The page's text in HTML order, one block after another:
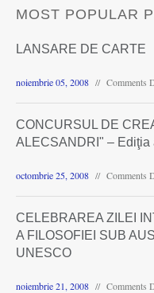
MOST POPULAR
LANSARE DE CARTE
noiembrie 05, 2008 Comments
CONCURSUL DE
ALECSANDRI" – Ediţia
octombrie 25, 2008 Comments
CELEBRAREA ZILEI
A FILOSOFIEI SUB
UNESCO
noiembrie 21, 2008 Comments